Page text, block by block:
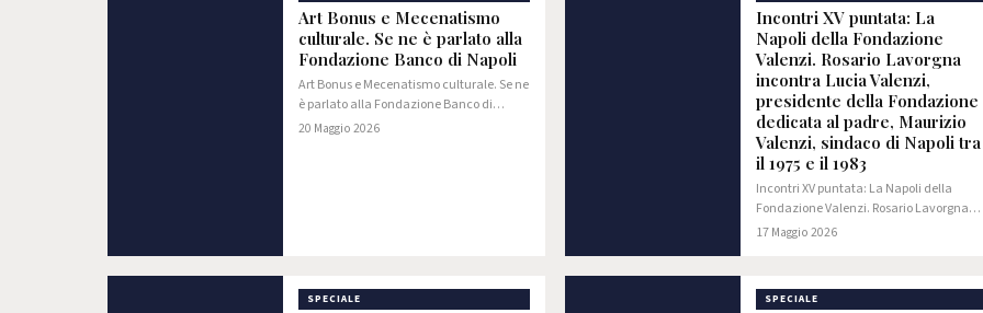
Art Bonus e Mecenatismo
culturale. Se ne è parlato alla
Fondazione Banco di Napoli
Art Bonus e Mecenatismo culturale. Se ne
è parlato alla Fondazione Banco di
Napoli
20 Maggio 2026
Incontri XV puntata: La
Napoli della Fondazione
Valenzi. Rosario Lavorgna
incontra Lucia Valenzi,
presidente della Fondazione
dedicata al padre, Maurizio
Valenzi, sindaco di Napoli tra
il 1975 e il 1983
Incontri XV puntata: La Napoli della
Fondazione Valenzi. Rosario Lavorgna
incontra Lucia Valenzi, presidente della
17 Maggio 2026
SPECIALE SPECIALE